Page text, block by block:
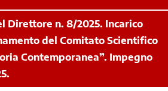
Direttore n. 8/2025. Incarico
del Comitato Scientifico
Contemporanea”. Impegno